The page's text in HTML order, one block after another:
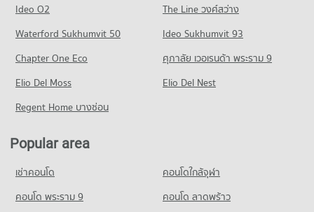
PROJECT_COUNT
Condo for Rent Makro Phra Nakhon Si Ayutthaya
5 properties for sale
10 properties for rent
Condo for Sale near Hi-tech Industrial Estate
PROJECT_COUNT
Condo for Rent near Rojana Industrial Park
Condo for Sale near Rojana Industrial Park
Condo Pranakhon Si Ayutthaya Polytechnic College
PROJECT_COUNT
Ideo O2
The Line วงศ์สว่าง
Waterford Sukhumvit 50
Ideo Sukhumvit 93
Chapter One Eco
ศุภาลัย เวอเรนด้า พระราม 9
Elio Del Moss
Elio Del Nest
Regent Home บางซ่อน
Popular area
เช่าคอนโด
คอนโดใกล้จุฬา
คอนโด พระราม 9
คอนโด ลาดพร้าว